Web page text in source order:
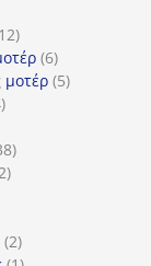
12
προϊόντα
66
προϊόντα
μοτέρ 55
4
προϊόντα
38
προϊόντα
22
22